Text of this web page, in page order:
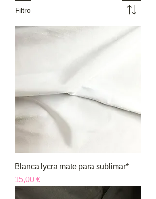
Filtro
Blanca lycra mate para sublimar*
Precio
15,00 €